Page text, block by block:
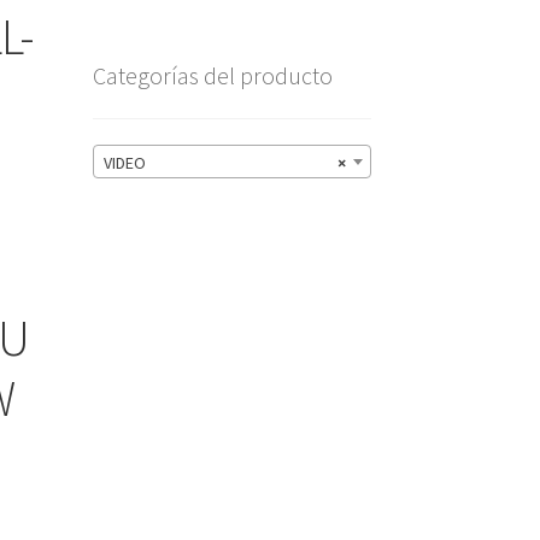
Categorías del producto
×
VIDEO